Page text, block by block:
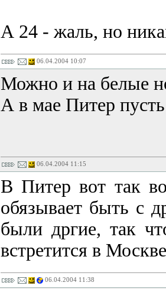
А 24 - жаль, но
06.04.2004 10:07
Можно и на белые
А в мае Питер
06.04.2004 11:15
В Питер вот так
обязывает быть с
были дргие, так
встретится в
06.04.2004 11:38